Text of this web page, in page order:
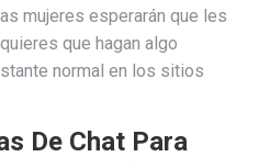
mujeres esperarán que les
que hagan algo
normal en los sitios
De Chat Para